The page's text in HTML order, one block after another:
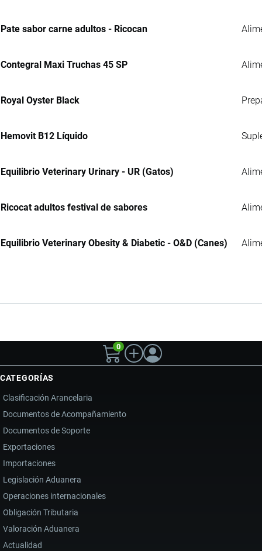
Pate sabor carne adultos - Ricocan
Contegral Maxi Truchas 45 SP
Royal Oyster Black
Hemovit B12 Líquido
Equilibrio Veterinary Urinary - UR (Gatos)
Ricocat adultos festival de sabores
Equilibrio Veterinary Obesity & Diabetic - O&D (Canes)
0
CATEGORÍAS
Clasificación Arancelaria
Documentos de Acompañamiento
Documentos de Soporte
Exportaciones
Importaciones
Legislación Aduanera
Operaciones internacionales
Obligación Tributaria
Valoración Aduanera
Actualidad